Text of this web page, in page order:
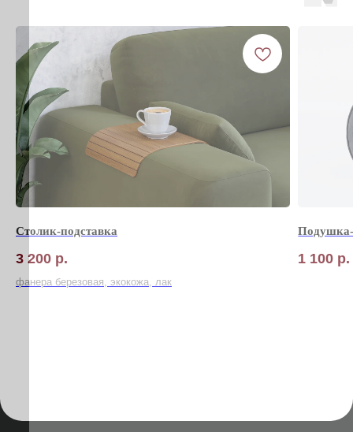
Столик-подставка
3 200 р.
фанера березовая, экокожа, лак
1 100 р.